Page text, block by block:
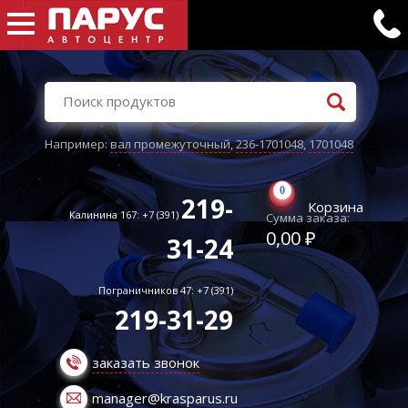
Например:вал промежуточный,236-1701048,1701048
Калинина 167: +7 (391) 219-
31-24
Пограничников 47: +7 (391)
219-31-29
заказать звонок
manager@krasparus.ru
0
Корзина
Сумма заказа:
0,00 ₽